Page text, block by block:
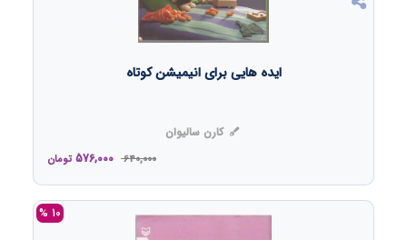
ایده هایی برای انیمیشن کوتاه
کارن سالیوان
640,000
576,000 تومان
10 %